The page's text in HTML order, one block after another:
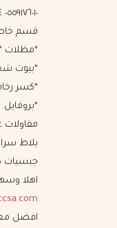
٠٥٥٩١٧٦٠١٠ ٠٥٣٣٢٤٥٦٥٤ ٠٥٤٦٢٣٦٦٥٢
قسم خاص
*مظلات
*بيوت
*كسر
*بروفايل
بلاط
جبسيات
اهلا
افضل